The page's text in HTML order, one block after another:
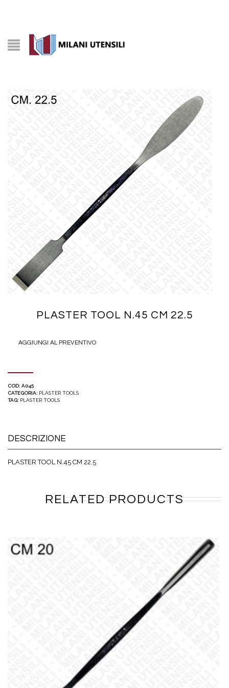
PLASTER TOOL N.45 CM 22.5
AGGIUNGI AL PREVENTIVO
COD: A045
CATEGORIA: PLASTER TOOLS
TAG: PLASTER TOOLS
DESCRIZIONE
PLASTER TOOL N.45 CM 22.5
RELATED PRODUCTS